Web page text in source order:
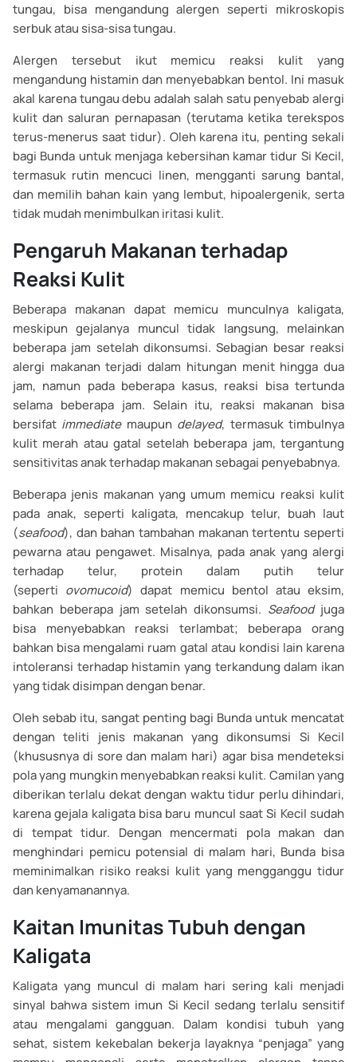
tungau, bisa mengandung alergen seperti mikroskopis
serbuk atau sisa-sisa tungau.
Alergen tersebut ikut memicu reaksi kulit yang
mengandung histamin dan menyebabkan bentol. Ini masuk
akal karena tungau debu adalah salah satu penyebab alergi
kulit dan saluran pernapasan (terutama ketika terekspos
terus-menerus saat tidur). Oleh karena itu, penting sekali
bagi Bunda untuk menjaga kebersihan kamar tidur Si Kecil,
termasuk rutin mencuci linen, mengganti sarung bantal,
dan memilih bahan kain yang lembut, hipoalergenik, serta
tidak mudah menimbulkan iritasi kulit.
Pengaruh Makanan terhadap
Reaksi Kulit
Beberapa makanan dapat memicu munculnya kaligata,
meskipun gejalanya muncul tidak langsung, melainkan
beberapa jam setelah dikonsumsi. Sebagian besar reaksi
alergi makanan terjadi dalam hitungan menit hingga dua
jam, namun pada beberapa kasus, reaksi bisa tertunda
selama beberapa jam. Selain itu, reaksi makanan bisa
bersifat immediatemaupun delayed, termasuk timbulnya
kulit merah atau gatal setelah beberapa jam, tergantung
sensitivitas anak terhadap makanan sebagai penyebabnya.
Beberapa jenis makanan yang umum memicu reaksi kulit
pada anak, seperti kaligata, mencakup telur, buah laut
(seafood), dan bahan tambahan makanan tertentu seperti
pewarna atau pengawet. Misalnya, pada anak yang alergi
terhadap telur, protein dalam putih telur
(seperti ovomucoid) dapat memicu bentol atau eksim,
bahkan beberapa jam setelah dikonsumsi. Seafoodjuga
bisa menyebabkan reaksi terlambat; beberapa orang
bahkan bisa mengalami ruam gatal atau kondisi lain karena
intoleransi terhadap histamin yang terkandung dalam ikan
yang tidak disimpan dengan benar.
Oleh sebab itu, sangat penting bagi Bunda untuk mencatat
dengan teliti jenis makanan yang dikonsumsi Si Kecil
(khususnya di sore dan malam hari) agar bisa mendeteksi
pola yang mungkin menyebabkan reaksi kulit. Camilan yang
diberikan terlalu dekat dengan waktu tidur perlu dihindari,
karena gejala kaligata bisa baru muncul saat Si Kecil sudah
di tempat tidur. Dengan mencermati pola makan dan
menghindari pemicu potensial di malam hari, Bunda bisa
meminimalkan risiko reaksi kulit yang mengganggu tidur
dan kenyamanannya.
Kaitan Imunitas Tubuh dengan
Kaligata
Kaligata yang muncul di malam hari sering kali menjadi
sinyal bahwa sistem imun Si Kecil sedang terlalu sensitif
atau mengalami gangguan. Dalam kondisi tubuh yang
sehat, sistem kekebalan bekerja layaknya “penjaga” yang